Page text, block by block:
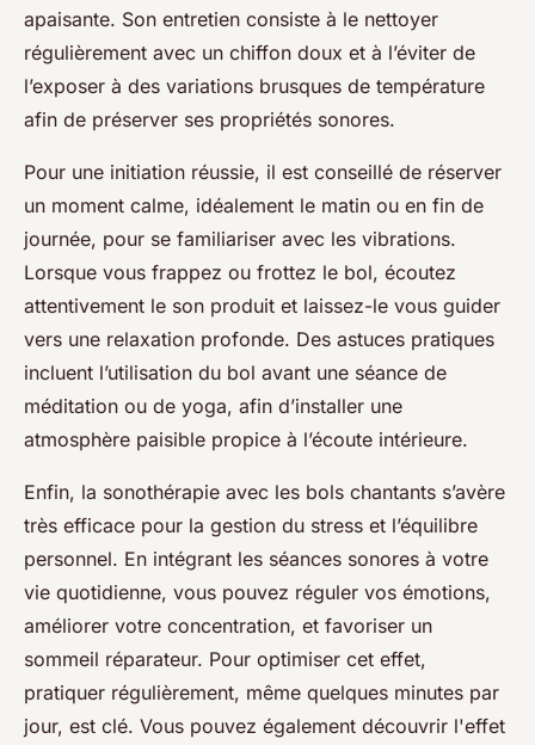
apaisante. Son entretien consiste à le nettoyer
régulièrement avec un chiffon doux et à l’éviter de
l’exposer à des variations brusques de température
afin de préserver ses propriétés sonores.
Pour une initiation réussie, il est conseillé de réserver
un moment calme, idéalement le matin ou en fin de
journée, pour se familiariser avec les vibrations.
Lorsque vous frappez ou frottez le bol, écoutez
attentivement le son produit et laissez-le vous guider
vers une relaxation profonde. Des astuces pratiques
incluent l’utilisation du bol avant une séance de
méditation ou de yoga, afin d’installer une
atmosphère paisible propice à l’écoute intérieure.
Enfin, la sonothérapie avec les bols chantants s’avère
très efficace pour la gestion du stress et l’équilibre
personnel. En intégrant les séances sonores à votre
vie quotidienne, vous pouvez réguler vos émotions,
améliorer votre concentration, et favoriser un
sommeil réparateur. Pour optimiser cet effet,
pratiquer régulièrement, même quelques minutes par
jour, est clé. Vous pouvez également découvrir l'effet